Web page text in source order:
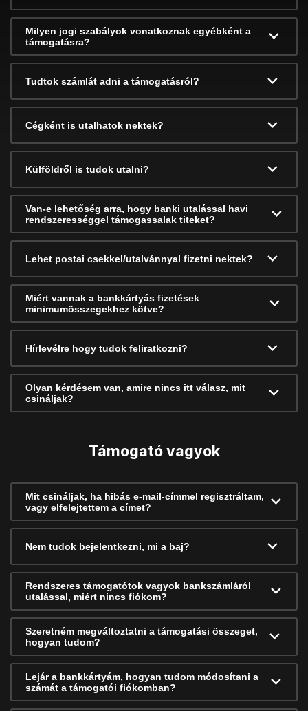
Milyen jogi szabályok vonatkoznak egyébként a
támogatásra?
Tudtok számlát adni a támogatásról?
Cégként is utalhatok nektek?
Külföldről is tudok utalni?
Van-e lehetőség arra, hogy banki utalással havi
rendszerességgel támogassalak titeket?
Lehet postai csekkel/utalvánnyal fizetni nektek?
Miért vannak a bankkártyás fizetések
minimumösszegekhez kötve?
Hírlevélre hogy tudok feliratkozni?
Olyan kérdésem van, amire nincs itt válasz, mit
csináljak?
Támogató vagyok
Mit csináljak, ha hibás e-mail-címmel regisztráltam,
vagy elfelejtettem a címet?
Nem tudok bejelentkezni, mi a baj?
Rendszeres támogatótok vagyok bankszámláról
utalással, miért nincs fiókom?
Szeretném megváltoztatni a támogatási összeget,
hogyan tudom?
Lejár a bankkártyám, hogyan tudom módosítani a
számát a támogatói fiókomban?